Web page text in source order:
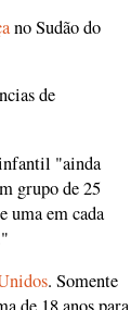
no Sudão do
de
infantil "ainda
grupo de 25
uma em cada
. Somente